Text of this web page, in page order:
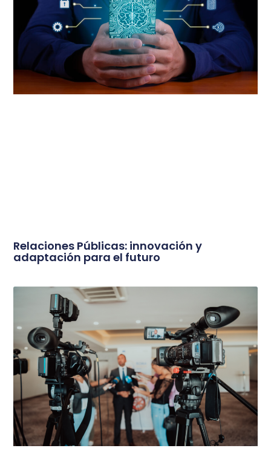
Relaciones Públicas: innovación y
adaptación para el futuro